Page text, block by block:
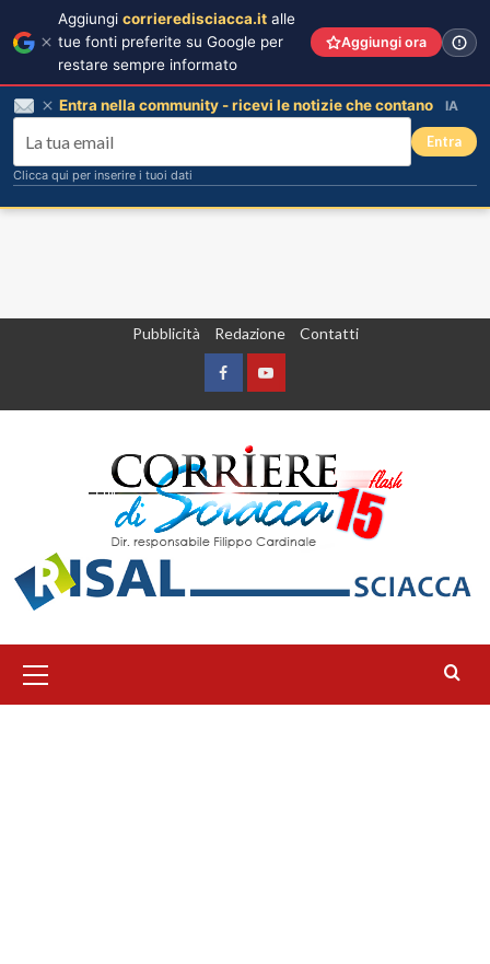
Pubblicità Redazione Contatti
FacebookYountube
principale
Aggiungi corrieredisciacca.it alle
tue fonti preferite su Google per
restare sempre informato
Aggiungi ora
Entra nella community - ricevi le notizie che contano IA
Entra
Clicca qui per inserire i tuoi dati